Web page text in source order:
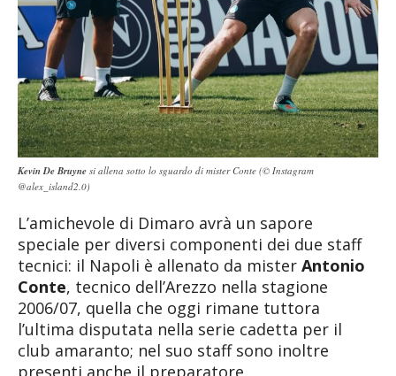
Kevin De Bruyne si allena sotto lo sguardo di mister Conte (© Instagram
@alex_island2.0)
L’amichevole di Dimaro avrà un sapore
speciale per diversi componenti dei due staff
tecnici: il Napoli è allenato da mister Antonio
Conte, tecnico dell’Arezzo nella stagione
2006/07, quella che oggi rimane tuttora
l’ultima disputata nella serie cadetta per il
club amaranto; nel suo staff sono inoltre